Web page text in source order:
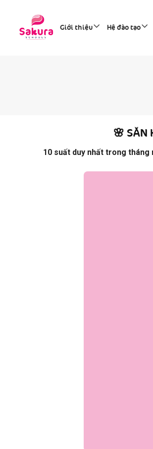
Giới thiệu Hệ đào tạo
🌸 SĂN
10 suất duy nhất trong tháng